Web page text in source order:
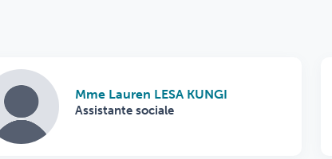
Mme Lauren LESA KUNGI
Assistante sociale